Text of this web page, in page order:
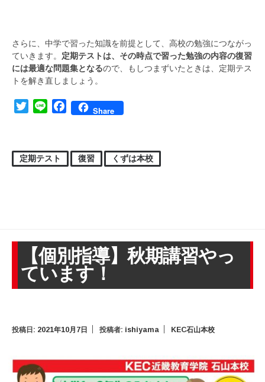
さらに、中学で習った知識を前提として、高校の勉強につながっ
ていきます。 定期テストは、その時点で習った勉強の内容の復習
には最適な問題集となるので、もしつまずいたときは、定期テス
トを解き直しましょう。
TwitterLine FacebookShare
定期テスト 復習 くずは本校
【個別指導】秋期講習やっ
ています！
投稿日: 2021年10月7日 投稿者: ishiyama KEC石山本校